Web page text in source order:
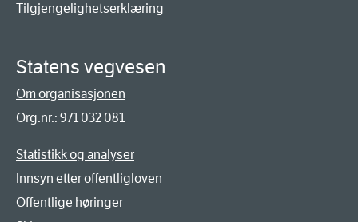
Tilgjengelighetserklæring
Statens vegvesen
Om organisasjonen
Org.nr.: 971 032 081
Statistikk og analyser
Innsyn etter offentligloven
Offentlige høringer